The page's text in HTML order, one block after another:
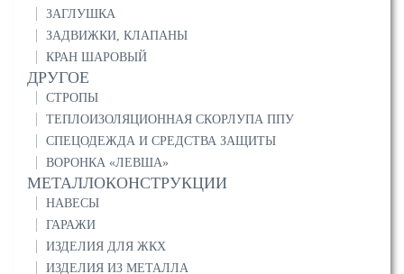
ЗАГЛУШКА
ЗАДВИЖКИ, КЛАПАНЫ
КРАН ШАРОВЫЙ
ДРУГОЕ
СТРОПЫ
ТЕПЛОИЗОЛЯЦИОННАЯ СКОРЛУПА ППУ
СПЕЦОДЕЖДА И СРЕДСТВА ЗАЩИТЫ
ВОРОНКА «ЛЕВША»
МЕТАЛЛОКОНСТРУКЦИИ
НАВЕСЫ
ГАРАЖИ
ИЗДЕЛИЯ ДЛЯ ЖКХ
ИЗДЕЛИЯ ИЗ МЕТАЛЛА